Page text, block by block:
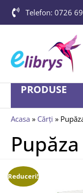
Telefon: 0726
PRODUSE
Acasa » Cărți »
Reduceri!